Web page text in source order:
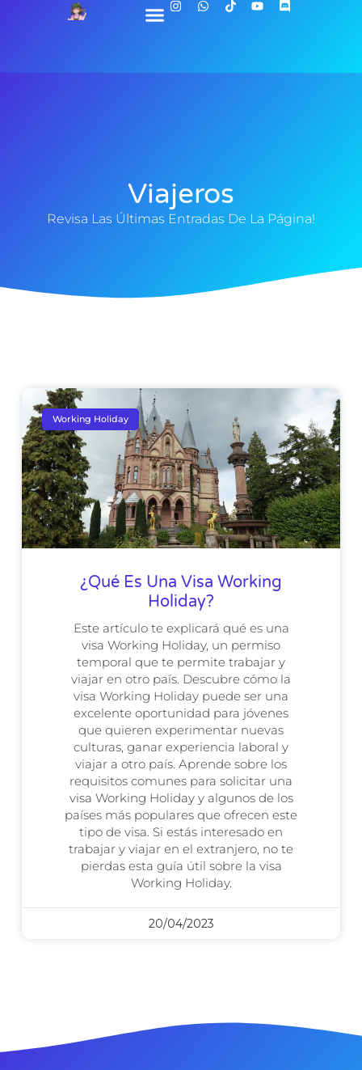
Viajeros
Revisa Las Últimas Entradas De La Página!
Working Holiday
¿Qué Es Una Visa Working
Holiday?
Este artículo te explicará qué es una
visa Working Holiday, un permiso
temporal que te permite trabajar y
viajar en otro país. Descubre cómo la
visa Working Holiday puede ser una
excelente oportunidad para jóvenes
que quieren experimentar nuevas
culturas, ganar experiencia laboral y
viajar a otro país. Aprende sobre los
requisitos comunes para solicitar una
visa Working Holiday y algunos de los
países más populares que ofrecen este
tipo de visa. Si estás interesado en
trabajar y viajar en el extranjero, no te
pierdas esta guía útil sobre la visa
Working Holiday.
20/04/2023